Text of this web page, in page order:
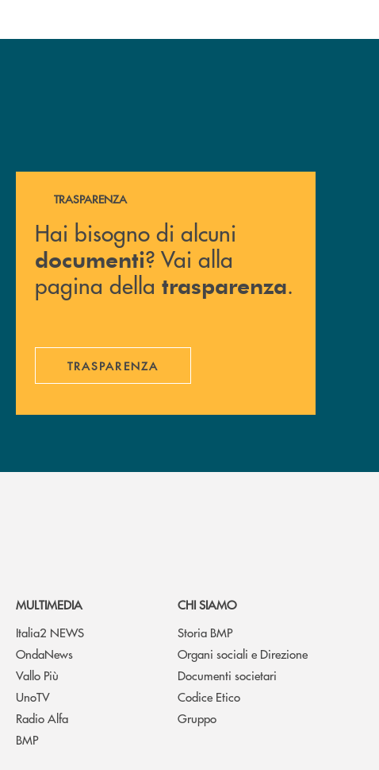
Hai bisogno di alcuni documenti ? Vai alla pagina della
TRASPARENZA
Hai bisogno di alcuni
documenti? Vai alla
pagina della trasparenza.
TRASPARENZA
MULTIMEDIA
Italia2 NEWS
OndaNews
Vallo Più
UnoTV
Radio Alfa
BMP
CHI SIAMO
Storia BMP
Organi sociali e Direzione
Documenti societari
Codice Etico
Gruppo